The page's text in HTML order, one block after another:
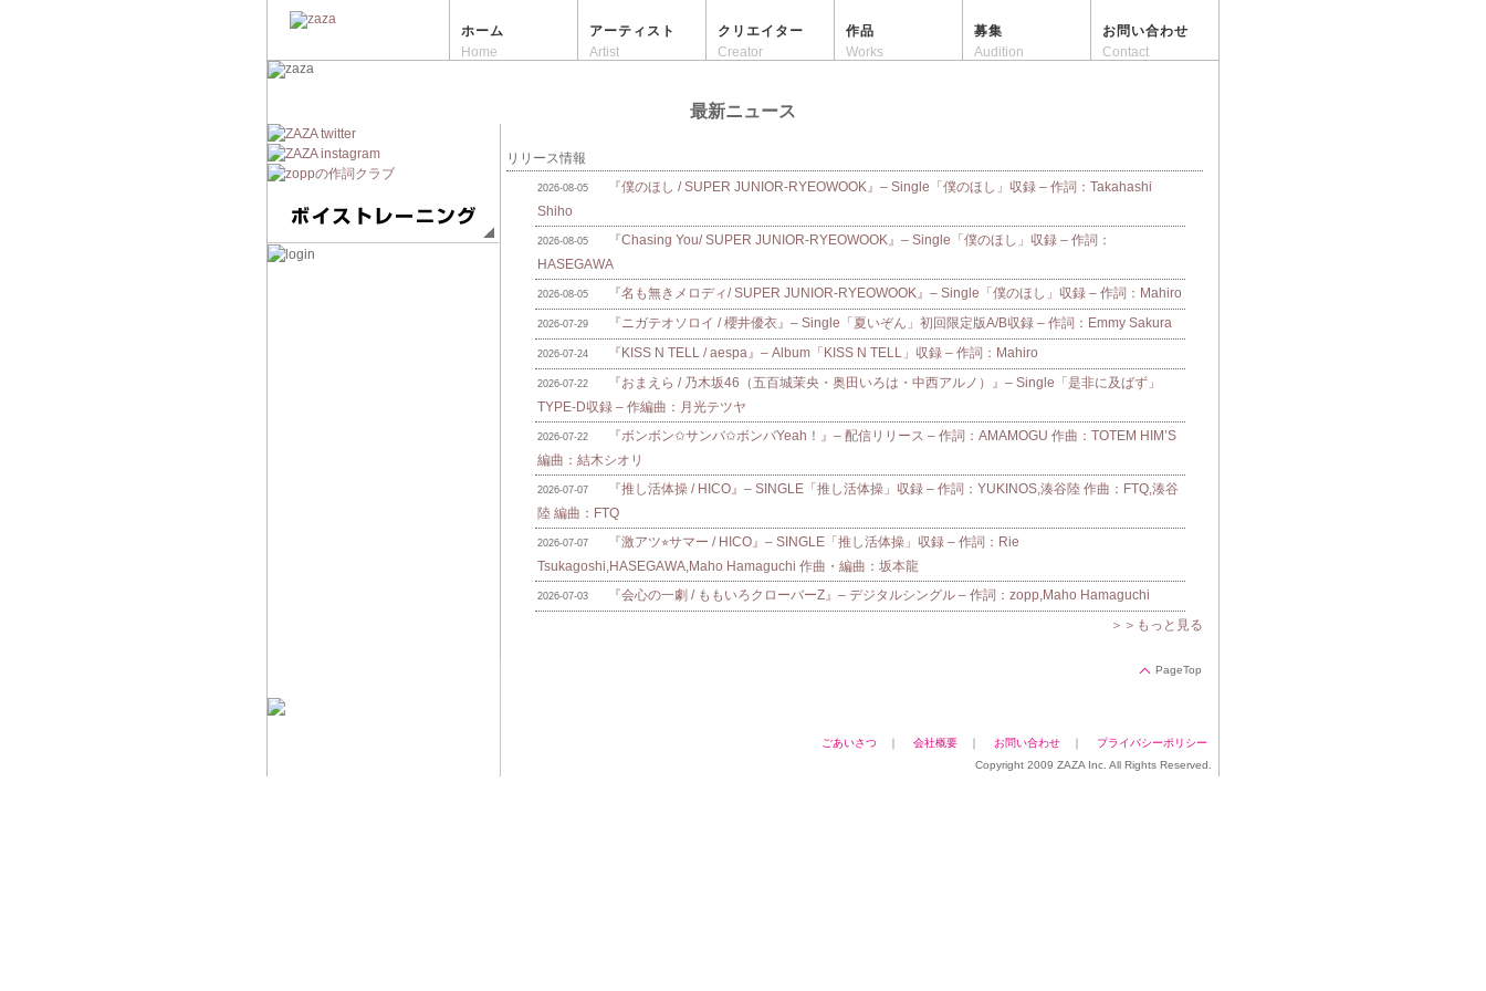
ホーム
Home
アーティスト
Artist
クリエイター
Creator
作品
Works
募集
Audition
お問い合わせ
Contact
最新ニュース
リリース情報
2026-08-05
『僕のほし / SUPER JUNIOR-RYEOWOOK』– Single「僕のほし」収録 – 作詞：Takahashi
Shiho
2026-08-05
『Chasing You/ SUPER JUNIOR-RYEOWOOK』– Single「僕のほし」収録 – 作詞：
HASEGAWA
2026-08-05 『名も無きメロディ/ SUPER JUNIOR-RYEOWOOK』– Single「僕のほし」収録 – 作詞：Mahiro
2026-07-29 『ニガテオソロイ / 櫻井優衣』– Single「夏いぞん」初回限定版A/B収録 – 作詞：Emmy Sakura
2026-07-24 『KISS N TELL / aespa』– Album「KISS N TELL」収録 – 作詞：Mahiro
2026-07-22
『おまえら / 乃木坂46（五百城茉央・奥田いろは・中西アルノ）』– Single「是非に及ばず」
TYPE-D収録 – 作編曲：月光テツヤ
2026-07-22
『ボンボン✩サンバ✩ボンバYeah！』– 配信リリース – 作詞：AMAMOGU 作曲：TOTEM HIM’S
編曲：結木シオリ
2026-07-07
『推し活体操 / HICO』– SINGLE「推し活体操」収録 – 作詞：YUKINOS,湊谷陸 作曲：FTQ,湊谷
陸 編曲：FTQ
2026-07-07
『激アツ⭐︎サマー / HICO』– SINGLE「推し活体操」収録 – 作詞：Rie
Tsukagoshi,HASEGAWA,Maho Hamaguchi 作曲・編曲：坂本龍
2026-07-03
『会心の一劇 / ももいろクローバーZ』– デジタルシングル – 作詞：zopp,Maho Hamaguchi
＞＞もっと見る
PageTop
ごあいさつ ｜ 会社概要 ｜ お問い合わせ ｜ プライバシーポリシー
Copyright 2009 ZAZA Inc. All Rights Reserved.